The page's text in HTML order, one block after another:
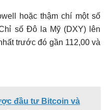
hoặc thậm chí một số
số Đô la Mỹ (DXY) lên
trước đó gần 112,00 và
đầu tư Bitcoin và